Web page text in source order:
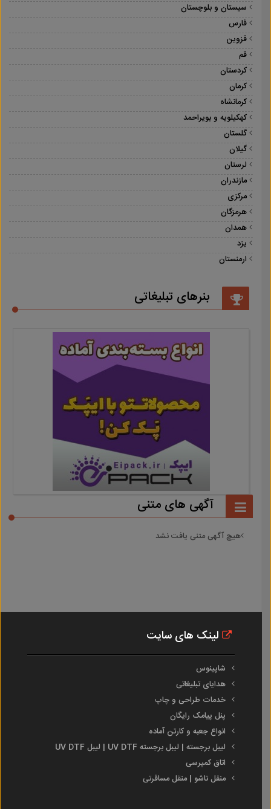
سیستان و بلوچستان
فارس
قزوین
قم
کردستان
کرمان
کرمانشاه
کهکیلویه و بویراحمد
گلستان
گیلان
لرستان
مازندران
مرکزی
هرمزگان
همدان
یزد
ارمنستان
بنرهای تبلیغاتی
آگهی های متنی
هیچ آگهی متنی یافت نشد
لینک های سایت
شاپینوس
هدایای تبلیغاتی
خدمات طراحی و چاپ
پنل پیامک رایگان
انواع جعبه و کارتن آماده
لیبل برجسته | لیبل برجسته UV DTF | لیبل UV DTF
اتاق کمپرسی
منقل تاشو | منقل مسافرتی